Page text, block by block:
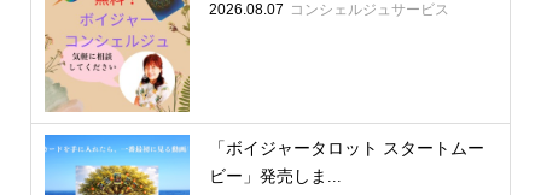
2026.08.07 コンシェルジュサービス
「ボイジャータロット スタートムー
ビー」発売しま...